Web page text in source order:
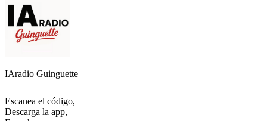
IAradio Guinguette
Escanea el código,
Descarga la app,